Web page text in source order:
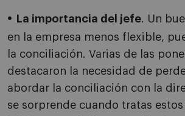
La importancia del jefe. Un
en la empresa menos flexible,
la conciliación. Varias de las
destacaron la necesidad de
abordar la conciliación con la
se sorprende cuando tratas